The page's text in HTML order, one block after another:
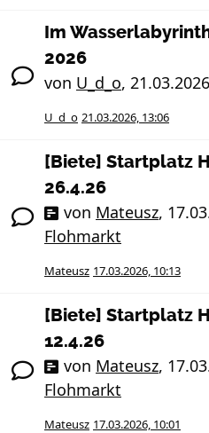
Im
2026
von U_d_o,
U_d_o 21.03.2026, 13:06
[Biete] Startplatz
26.4.26
von Mateusz,
Flohmarkt
Mateusz 17.03.2026, 10:13
[Biete] Startplatz
12.4.26
von Mateusz,
Flohmarkt
Mateusz 17.03.2026, 10:01